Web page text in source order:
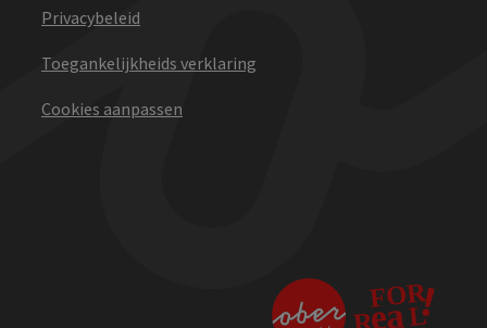
Privacybeleid
Toegankelijkheids verklaring
Cookies aanpassen